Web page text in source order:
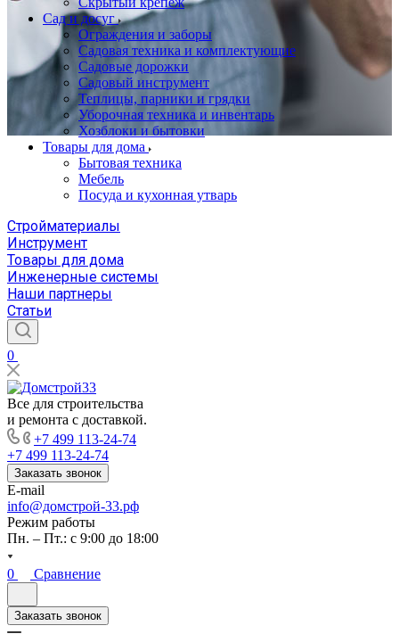
Сад и досуг
Ограждения и заборы
Садовая техника и комплектующие
Садовые дорожки
Садовый инструмент
Теплицы, парники и грядки
Уборочная техника и инвентарь
Хозблоки и бытовки
Товары для дома
Бытовая техника
Мебель
Посуда и кухонная утварь
Стройматериалы
Инструмент
Товары для дома
Инженерные системы
Наши партнеры
Статьи
0
Все для строительства
и ремонта с доставкой.
+7 499 113-24-74
+7 499 113-24-74
Заказать звонок
E-mail
info@домстрой-33.рф
Режим работы
Пн. – Пт.: с 9:00 до 18:00
0 Сравнение
Заказать звонок